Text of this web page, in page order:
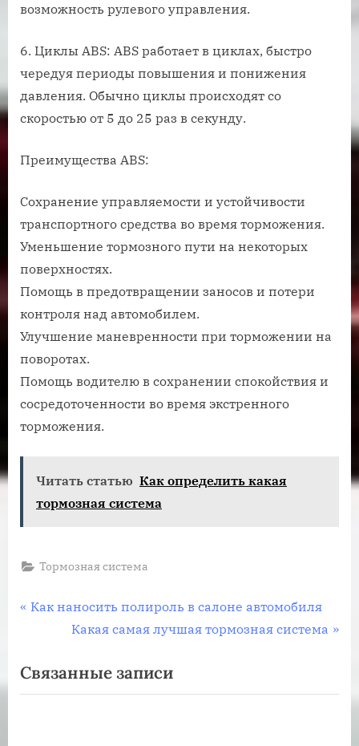
возможность рулевого управления.
6. Циклы ABS: ABS работает в циклах, быстро
чередуя периоды повышения и понижения
давления. Обычно циклы происходят со
скоростью от 5 до 25 раз в секунду.
Преимущества ABS:
Сохранение управляемости и устойчивости
транспортного средства во время торможения.
Уменьшение тормозного пути на некоторых
поверхностях.
Помощь в предотвращении заносов и потери
контроля над автомобилем.
Улучшение маневренности при торможении на
поворотах.
Помощь водителю в сохранении спокойствия и
сосредоточенности во время экстренного
торможения.
Читать статью Как определить какая
тормозная система
Тормозная система
Навигация
записям
П
д
ы
Как наносить полироль в салоне автомобиля
С
е
д
Какая самая лучшая тормозная система
Связанные записи